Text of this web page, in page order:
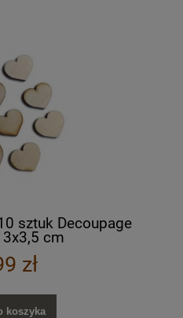
sztuk Decoupage
cm
zł
koszyka